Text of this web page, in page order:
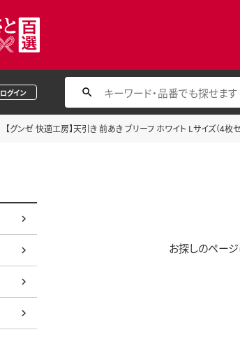
ログイン
【グンゼ 快適工房】天引き 前あき ブリーフ ホワイト Lサイズ（4
お探しのペー